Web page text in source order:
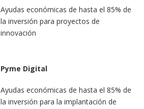
Ayudas económicas de hasta el 85% de
la inversión para proyectos de
innovación
Pyme Digital
Ayudas económicas de hasta el 85% de
la inversión para la implantación de